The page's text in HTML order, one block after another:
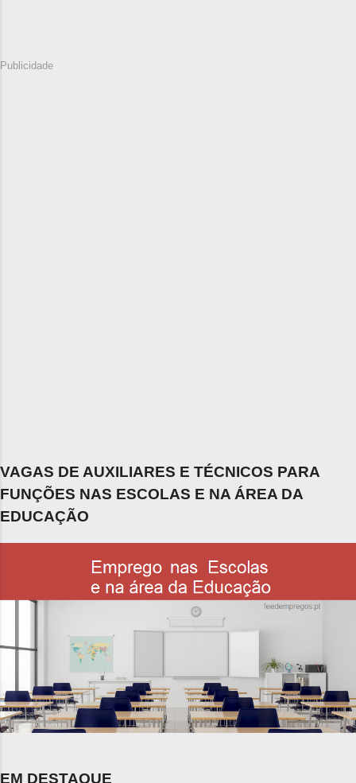
Publicidade
VAGAS DE AUXILIARES E TÉCNICOS PARA
FUNÇÕES NAS ESCOLAS E NA ÁREA DA
EDUCAÇÃO
EM DESTAQUE